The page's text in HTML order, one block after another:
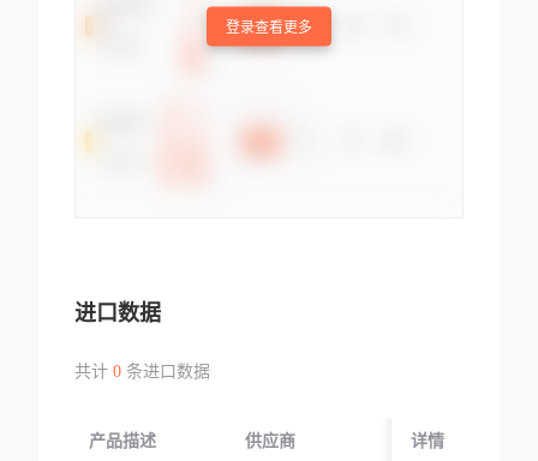
登录查看更多
进口数据
共计 0条进口数据
产品描述 供应商 起运国/地区
详情